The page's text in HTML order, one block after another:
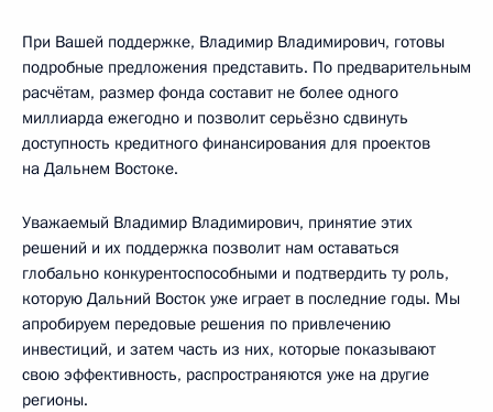
При Вашей поддержке, Владимир Владимирович, готовы
подробные предложения представить. По предварительным
расчётам, размер фонда составит не более одного
миллиарда ежегодно и позволит серьёзно сдвинуть
доступность кредитного финансирования для проектов
на Дальнем Востоке.
Уважаемый Владимир Владимирович, принятие этих
решений и их поддержка позволит нам оставаться
глобально конкурентоспособными и подтвердить ту роль,
которую Дальний Восток уже играет в последние годы. Мы
апробируем передовые решения по привлечению
инвестиций, и затем часть из них, которые показывают
свою эффективность, распространяются уже на другие
регионы.